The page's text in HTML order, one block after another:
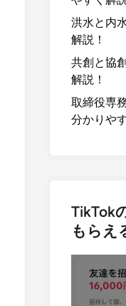
洪水と内
解説！
共創と協
解説！
取締役専
分かりや
TikTok
もらえ